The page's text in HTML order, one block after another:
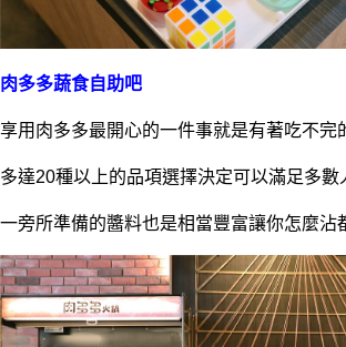
肉多多蔬食自助吧
享用肉多多最開心的一件事就是有著吃不完
多達20種以上的品項選擇決定可以滿足多數
一旁所準備的醬料也是相當豐富讓你怎麼沾